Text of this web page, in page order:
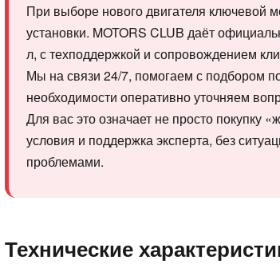
При выборе нового двигателя ключевой
установки. MOTORS CLUB даёт
л, с техподдержкой и сопровождением
Мы на связи 24/7, помогаем с подбором
необходимости оперативно уточняем
Для вас это означает не просто покупку
условия и поддержка эксперта, без
проблемами.
Технические